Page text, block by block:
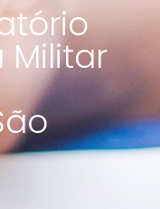
Militar